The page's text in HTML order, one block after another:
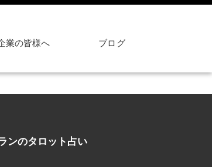
業の皆様へ ブログ
ンのタロット占い